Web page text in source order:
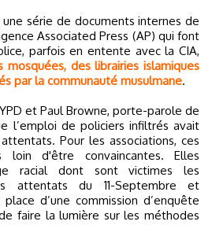
série de documents internes de
Associated Press (AP) qui font
parfois en entente avec la CIA,
des librairies islamiques
par la communauté musulmane.
et Paul Browne, porte-parole de
l’emploi de policiers infiltrés avait
Pour les associations, ces
loin d'être convaincantes. Elles
racial dont sont victimes les
attentats du 11-Septembre et
d’une commission d’enquête
faire la lumière sur les méthodes